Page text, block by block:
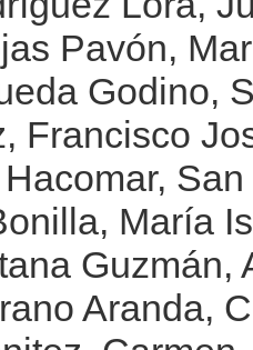
Pavón,
Godino,
Francisco
,
María
Guzmán,
Aranda,